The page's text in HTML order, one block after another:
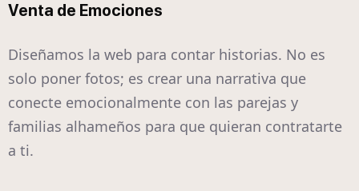
Venta de Emociones
Diseñamos la web para contar historias. No es
solo poner fotos; es crear una narrativa que
conecte emocionalmente con las parejas y
familias alhameños para que quieran contratarte
a ti.